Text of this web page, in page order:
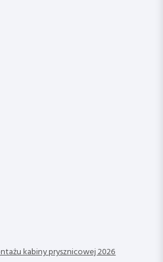
kabiny prysznicowej 2026